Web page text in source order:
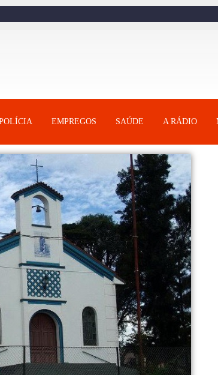
EMPREGOS SAÚDE A RÁDIO